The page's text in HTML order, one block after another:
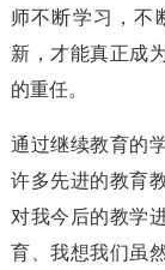
师不断学习，不
新，才能真正成
的重任。
通过继续教育的
许多先进的教育
对我今后的教学
育、我想我们虽